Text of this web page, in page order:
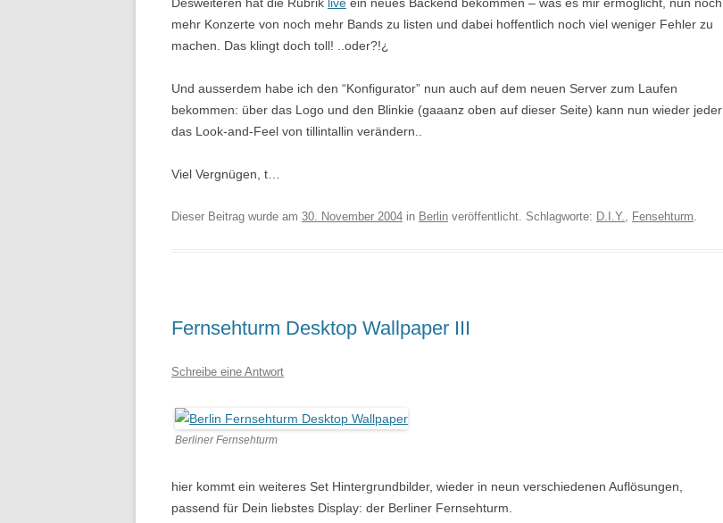
mehr Konzerte von noch mehr Bands zu listen und dabei hoffentlich noch viel weniger Fehler zu
machen. Das klingt doch toll! ..oder?!¿
Und ausserdem habe ich den “Konfigurator” nun auch auf dem neuen Server zum Laufen
bekommen: über das Logo und den Blinkie (gaaanz oben auf dieser Seite) kann nun wieder jeder
das Look-and-Feel von tillintallin verändern..
Viel Vergnügen, t…
Dieser Beitrag wurde am 30. November 2004 in Berlin veröffentlicht. Schlagworte: D.I.Y., Fensehturm.
Fernsehturm Desktop Wallpaper III
Schreibe eine Antwort
Berliner Fernsehturm
hier kommt ein weiteres Set Hintergrundbilder, wieder in neun verschiedenen Auflösungen,
passend für Dein liebstes Display: der Berliner Fernsehturm.